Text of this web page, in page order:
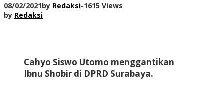
08/02/2021by Redaksi-1615 Views
by Redaksi
Cahyo Siswo Utomo menggantikan
Ibnu Shobir di DPRD Surabaya.